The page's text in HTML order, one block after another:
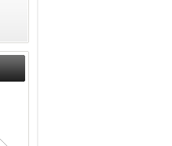
birbirinden renkli etkinliklerle devam